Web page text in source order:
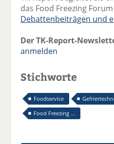
das Food Freezing
Debattenbeiträgen und
Der TK-Report-
anmelden
Stichworte
Foodservice
Food Freezing ...